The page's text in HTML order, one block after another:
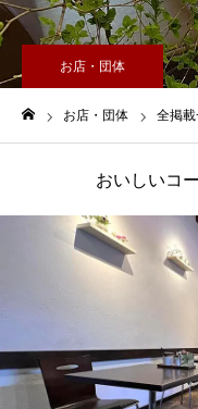
お店・団体
お店・団体 全掲
おいしいコ